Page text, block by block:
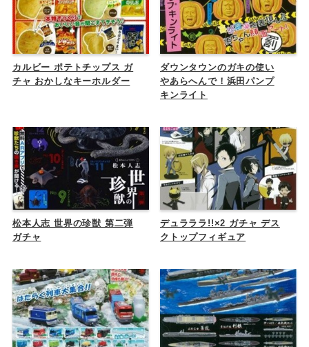
カルビー ポテトチップス ガ
チャ おかしなキーホルダー
ダウンタウンのガキの使い
やあらへんで！浜田パンプ
キンライト
松本人志 世界の珍獣 第二弾
ガチャ
デュラララ!!×2 ガチャ デス
クトップフィギュア